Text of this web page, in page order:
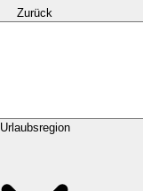
Zurück
Urlaubsregion